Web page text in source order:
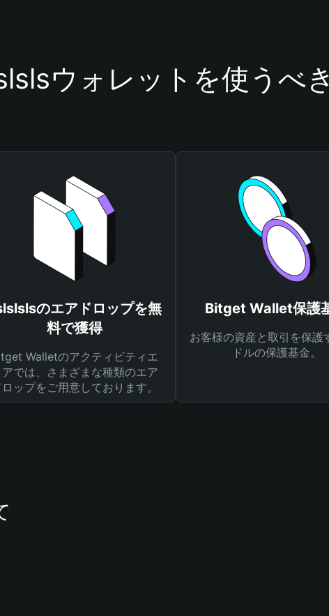
ウォレットを使うべ
のエアドロップを無
料で獲得
Walletのアクティビティエ
アでは、さまざまな種類のエア
ロップをご用意しております。
Bitget Wallet保護
お客様の資産と取引を保護
ドルの保護基金。